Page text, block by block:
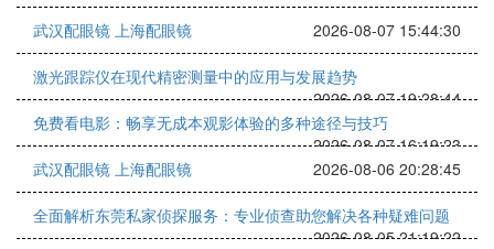
武汉配眼镜 上海配眼镜 2026-08-07 15:44:30
激光跟踪仪在现代精密测量中的应用与发展趋势
2026-08-07 19:28:44
免费看电影：畅享无成本观影体验的多种途径与技巧
2026-08-07 16:19:23
武汉配眼镜 上海配眼镜
2026-08-06 20:28:45
全面解析东莞私家侦探服务：专业侦查助您解决各种疑难问题
2026-08-05 21:19:22